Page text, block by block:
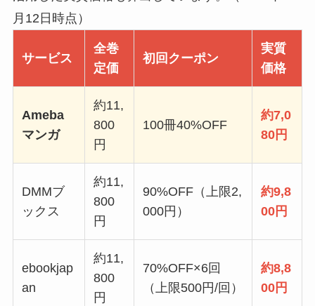
月12日時点）
サービス
全巻
定価
初回クーポン
実質
価格
Ameba
マンガ
約11,
800
円
100冊40%OFF
約7,0
80円
DMMブ
ックス
約11,
800
円
90%OFF（上限2,
000円）
約9,8
00円
ebookjap
an
約11,
800
円
70%OFF×6回
（上限500円/回）
約8,8
00円